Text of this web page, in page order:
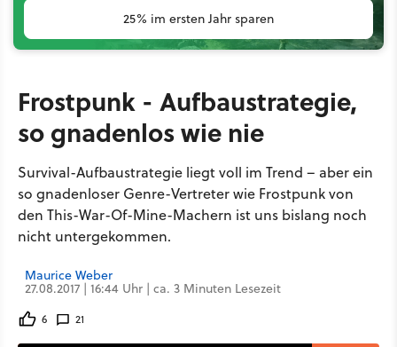
25% im ersten Jahr sparen
Frostpunk - Aufbaustrategie,
so gnadenlos wie nie
Survival-Aufbaustrategie liegt voll im Trend – aber ein
so gnadenloser Genre-Vertreter wie Frostpunk von
den This-War-Of-Mine-Machern ist uns bislang noch
nicht untergekommen.
Maurice Weber
27.08.2017 | 16:44 Uhr | ca. 3 Minuten Lesezeit
6 21